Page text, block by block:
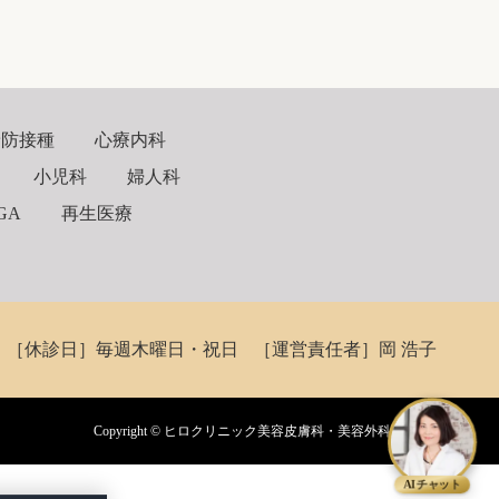
接種
心療内科
小児科
婦人科
再生医療
［休診日］毎週木曜日・祝日 ［運営責任者］岡 浩子
Copyright © ヒロクリニック美容皮膚科・美容外科
AIチャット